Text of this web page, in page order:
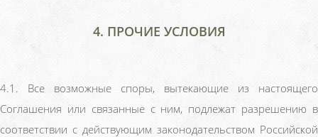
4. ПРОЧИЕ УСЛОВИЯ
4.1. Все возможные споры, вытекающие из настоящего
Соглашения или связанные с ним, подлежат разрешению в
соответствии с действующим законодательством Российской